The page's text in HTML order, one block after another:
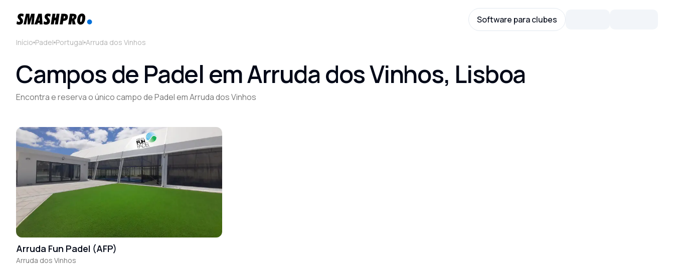
Software para clubes
Início Padel Portugal Arruda dos Vinhos
Campos de Padel em Arruda dos Vinhos, Lisboa
Encontra e reserva o único campo de Padel em Arruda dos Vinhos
Arruda Fun Padel (AFP)
Arruda dos Vinhos